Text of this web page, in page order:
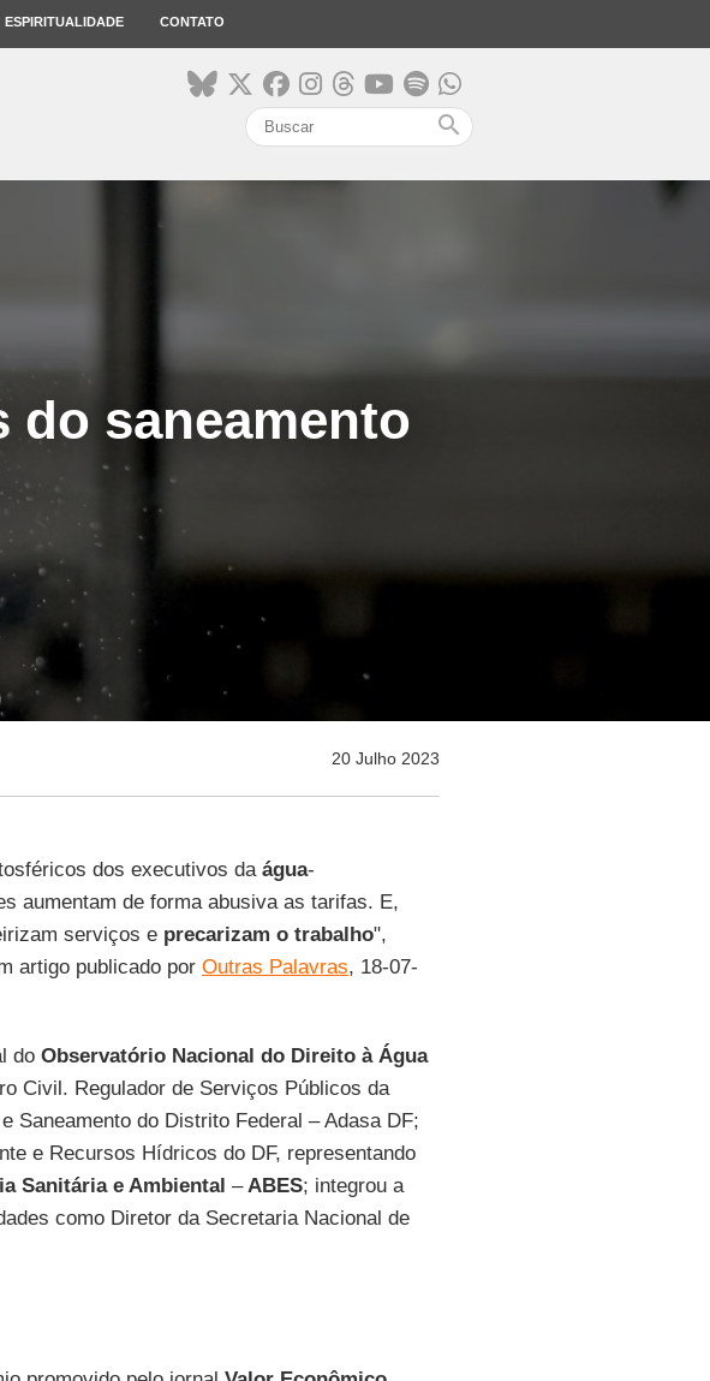
ESPIRITUALIDADE CONTATO
search
do saneamento
20 Julho 2023
dos executivos da água-
aumentam de forma abusiva as tarifas. E,
serviços e precarizam o trabalho",
artigo publicado por Outras Palavras, 18-07-
do Observatório Nacional do Direito à Água
Civil. Regulador de Serviços Públicos da
Saneamento do Distrito Federal – Adasa DF;
e Recursos Hídricos do DF, representando
Sanitária e Ambiental –ABES; integrou a
como Diretor da Secretaria Nacional de